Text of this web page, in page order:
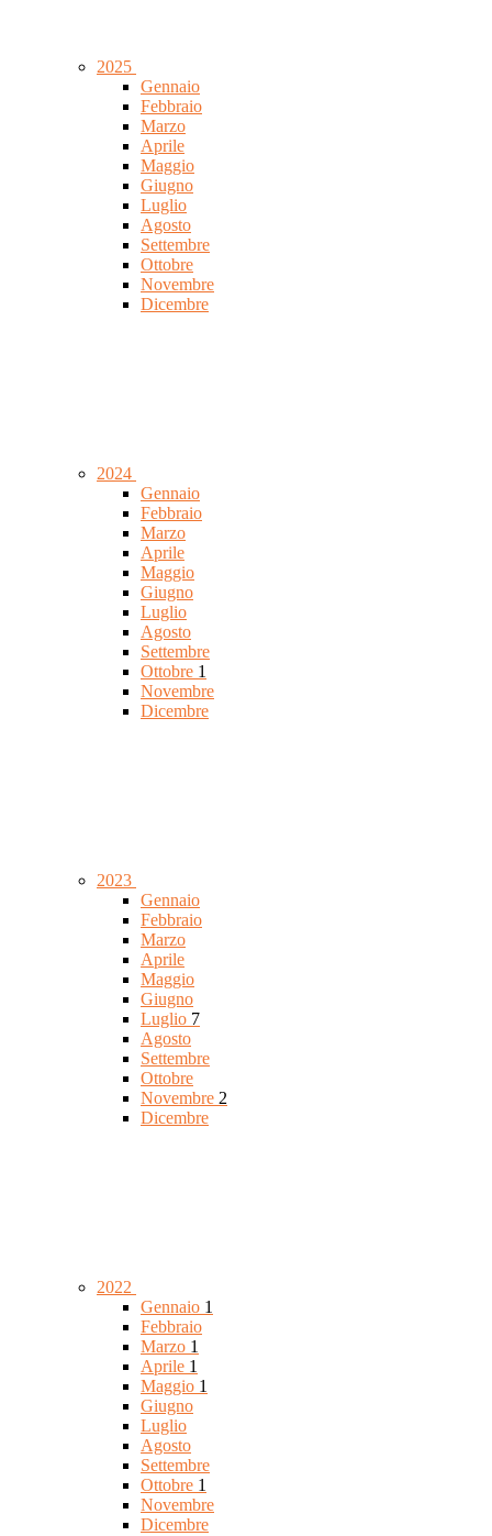
2025
Gennaio
Febbraio
Marzo
Aprile
Maggio
Giugno
Luglio
Agosto
Settembre
Ottobre
Novembre
Dicembre
2024
Gennaio
Febbraio
Marzo
Aprile
Maggio
Giugno
Luglio
Agosto
Settembre
Ottobre 1
Novembre
Dicembre
2023
Gennaio
Febbraio
Marzo
Aprile
Maggio
Giugno
Luglio 7
Agosto
Settembre
Ottobre
Novembre 2
Dicembre
2022
Gennaio 1
Febbraio
Marzo 1
Aprile 1
Maggio 1
Giugno
Luglio
Agosto
Settembre
Ottobre 1
Novembre
Dicembre